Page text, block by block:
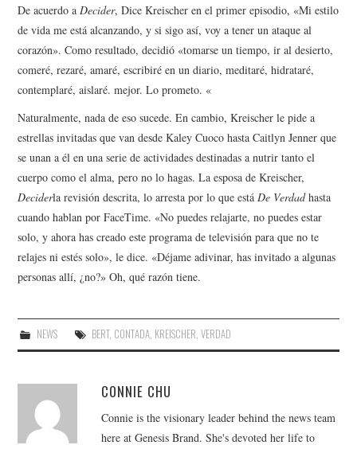
De acuerdo aDecider, Dice Kreischer en el primer episodio, «Mi estilo
de vida me está alcanzando, y si sigo así, voy a tener un ataque al
corazón». Como resultado, decidió «tomarse un tiempo, ir al desierto,
comeré, rezaré, amaré, escribiré en un diario, meditaré, hidrataré,
contemplaré, aislaré. mejor. Lo prometo. «
Naturalmente, nada de eso sucede. En cambio, Kreischer le pide a
estrellas invitadas que van desde Kaley Cuoco hasta Caitlyn Jenner que
se unan a él en una serie de actividades destinadas a nutrir tanto el
cuerpo como el alma, pero no lo hagas. La esposa de Kreischer,
Deciderla revisión descrita, lo arresta por lo que estáDe Verdadhasta
cuando hablan por FaceTime. «No puedes relajarte, no puedes estar
solo, y ahora has creado este programa de televisión para que no te
relajes ni estés solo», le dice. «Déjame adivinar, has invitado a algunas
personas allí, ¿no?» Oh, qué razón tiene.
NEWS BERT, CONTADA, KREISCHER, VERDAD
CONNIE CHU
Connie is the visionary leader behind the news team
here at Genesis Brand. She's devoted her life to